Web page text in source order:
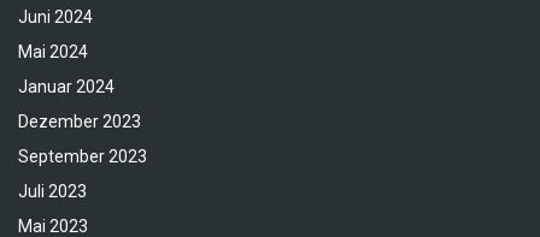
Juni 2024
Mai 2024
Januar 2024
Dezember 2023
September 2023
Juli 2023
Mai 2023